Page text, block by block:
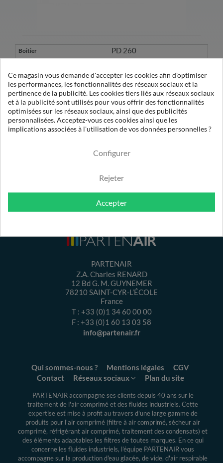
PD 260
2901-0545-00
1617-7042-01
P-AC 260 XA
0.01 µ
PARTENAIR
Z.A. Charles RENARD
12 Bd G. M. GUYNEMER
78210SAINT-CYR-L’ÉCOLE
France
T : +33 (0)1 34 60 00 00
F : +33 (0)1 60 13 03 58
info@partenair.fr
Qui sommes-nous ? Mentions légales
CGV
Contact
Réseaux sociaux Plan du site
PARTENAIR accompagne ses clients depuis 40 ans sur le
traitement de l'air comprimé et des fluides industriels. Cette
expertiseest mise à profit au travers d'une large gamme de
produits pour l'air comprimé (filtre à air comprimé, sécheur air
comprimé, réfrigérant air comprimé, traitement des condensats) et
des éléments adaptables les filtres de toutes marques. En ce qui
concerne les fluides industriels, l'équipe PARTENAIR vous
accompagne sur la production d'eau glacée, de vide, d'air respirable
Ce magasin vous demande d'accepter les cookies afin d'optimiser
les performances, les fonctionnalités des réseaux sociaux et la
pertinence de la publicité. Les cookies tiers liés aux réseaux sociaux
et à la publicité sont utilisés pour vous offrir des fonctionnalités
optimisées sur les réseaux sociaux, ainsi que des publicités
personnalisées. Acceptez-vous ces cookies ainsi que les
implications associées à l'utilisation de vos données personnelles ?
Configurer
Rejeter
Accepter